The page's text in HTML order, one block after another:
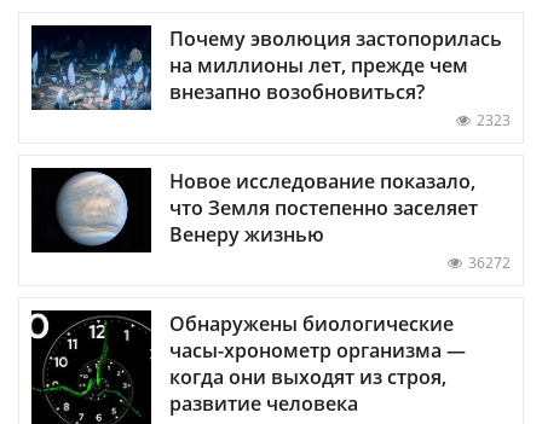
Почему эволюция застопорилась
на миллионы лет, прежде чем
внезапно возобновиться?
2323
Новое исследование показало,
что Земля постепенно заселяет
Венеру жизнью
36272
Обнаружены биологические
часы-хронометр организма —
когда они выходят из строя,
развитие человека